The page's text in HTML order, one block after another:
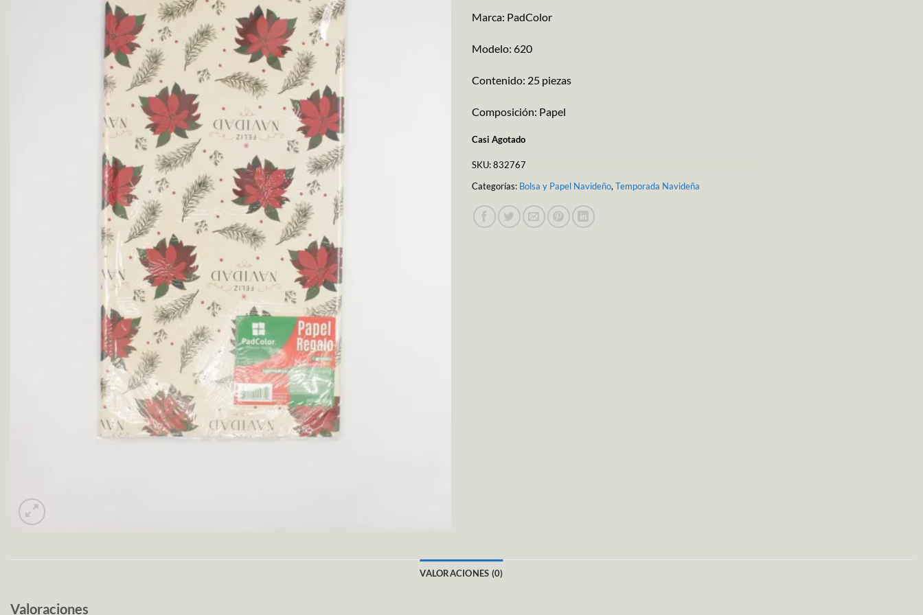
Marca: PadColor
Modelo: 620
Contenido: 25 piezas
Composición: Papel
Casi Agotado
SKU:832767
Categorías: Bolsa y Papel Navideño, Temporada Navideña
VALORACIONES (0)
Valoraciones